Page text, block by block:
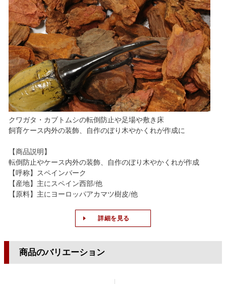
クワガタ・カブトムシの転倒防止や足場や敷き床
飼育ケース内外の装飾、自作のぼり木やかくれが作成に
【商品説明】
転倒防止やケース内外の装飾、自作のぼり木やかくれが作成
【呼称】スペインバーク
【産地】主にスペイン西部/他
【原料】主にヨーロッパアカマツ樹皮/他
詳細を見る
商品のバリエーション